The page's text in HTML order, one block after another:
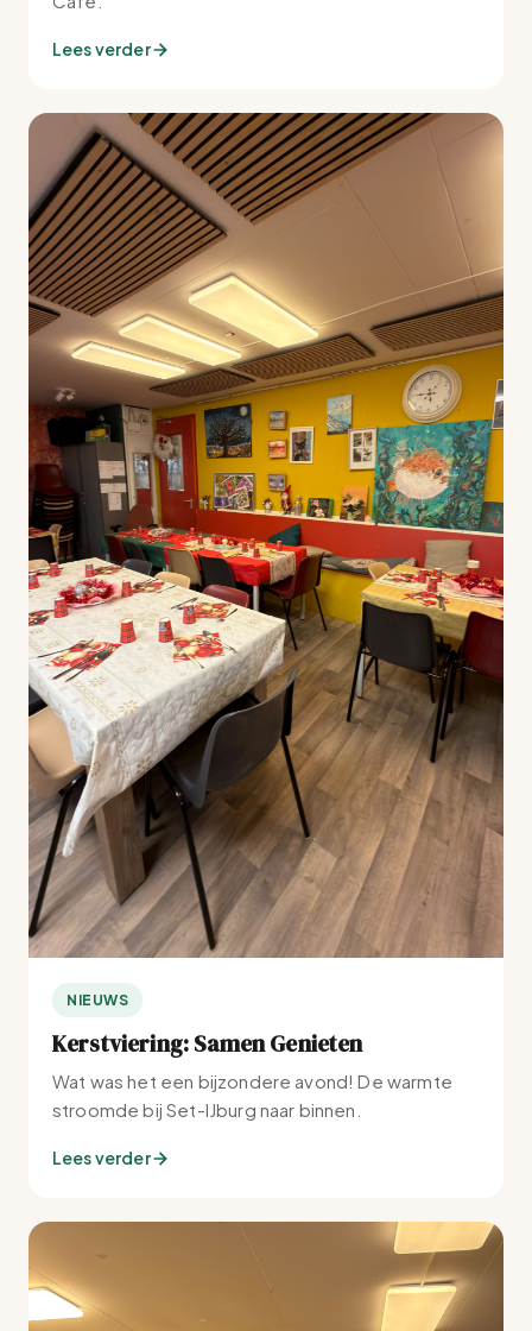
Lees verder
NIEUWS
Kerstviering: Samen Genieten
Wat was het een bijzondere avond! De warmte
stroomde bij Set-IJburg naar binnen.
Lees verder